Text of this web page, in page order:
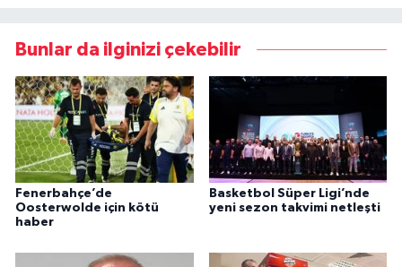
Bunlar da ilginizi çekebilir
Fenerbahçe’de
Oosterwolde için kötü
haber
Basketbol Süper Ligi’nde
yeni sezon takvimi netleşti